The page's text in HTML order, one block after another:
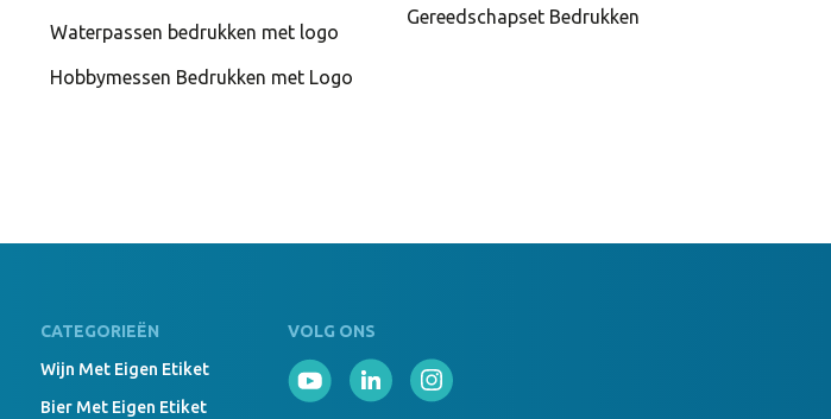
Waterpassen bedrukken met logo
Hobbymessen Bedrukken met Logo
Gereedschapset Bedrukken
CATEGORIEËN
Wijn Met Eigen Etiket
Bier Met Eigen Etiket
VOLG ONS